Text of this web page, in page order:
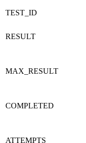
TEST_ID
RESULT
MAX_RESULT
COMPLETED
ATTEMPTS